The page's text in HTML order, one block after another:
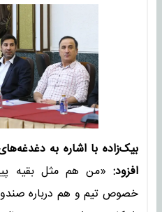
بیک‌زاده با اشاره به
افزود: «من هم مثل بقیه
خصوص تیم و هم درباره